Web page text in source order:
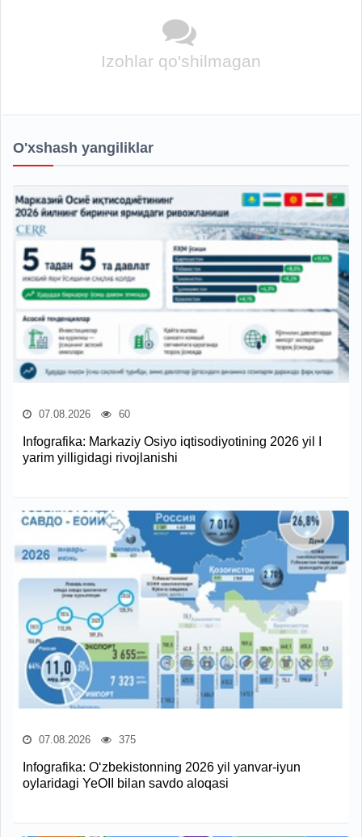
Izohlar qo'shilmagan
O'xshash yangiliklar
07.08.2026 60
Infografika: Markaziy Osiyo iqtisodiyotining 2026 yil I
yarim yilligidagi rivojlanishi
07.08.2026 375
Infografika: O‘zbekistonning 2026 yil yanvar-iyun
oylaridagi YeOII bilan savdo aloqasi